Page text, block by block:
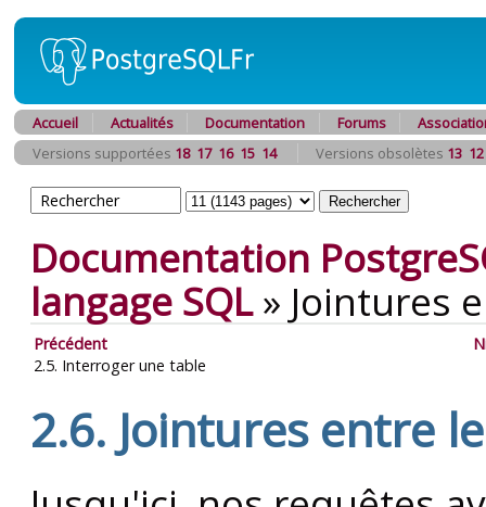
Accueil Actualités Documentation Forums
Versions supportées 18 17 16 15 14 Versions obsolètes 13 12
Documentation
langage SQL» Jointures
Précédent
2.5. Interroger une table
2.6. Jointures entre